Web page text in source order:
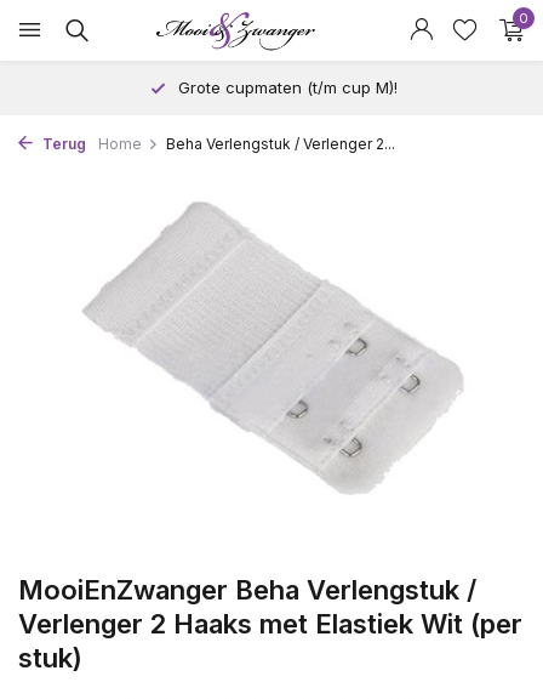
0
Grote cupmaten (t/m cup M)!
Terug Home Beha Verlengstuk / Verlenger 2...
MooiEnZwanger Beha Verlengstuk /
Verlenger 2 Haaks met Elastiek Wit (per
stuk)